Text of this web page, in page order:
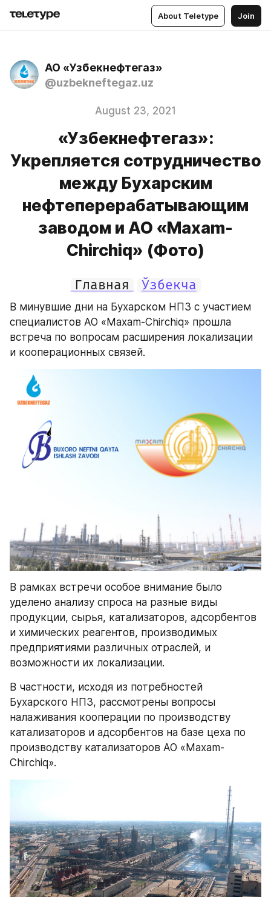
About Teletype Join
АО «Узбекнефтегаз»
@uzbekneftegaz.uz
August 23, 2021
«Узбекнефтегаз»:
Укрепляется сотрудничество
между Бухарским
нефтеперерабатывающим
заводом и АО «Maxam-
Chirchiq» (Фото)
Главная Ўзбекча
В минувшие дни на Бухарском НПЗ с участием
специалистов АО «Maxam-Chirchiq» прошла
встреча по вопросам расширения локализации
и кооперационных связей.
В рамках встречи особое внимание было
уделено анализу спроса на разные виды
продукции, сырья, катализаторов, адсорбентов
и химических реагентов, производимых
предприятиями различных отраслей, и
возможности их локализации.
В частности, исходя из потребностей
Бухарского НПЗ, рассмотрены вопросы
налаживания кооперации по производству
катализаторов и адсорбентов на базе цеха по
производству катализаторов АО «Maxam-
Chirchiq».